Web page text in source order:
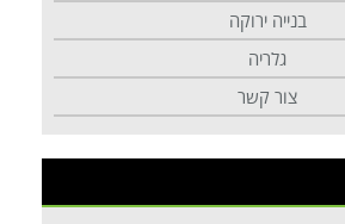
בנייה ירוקה
גלריה
צור קשר